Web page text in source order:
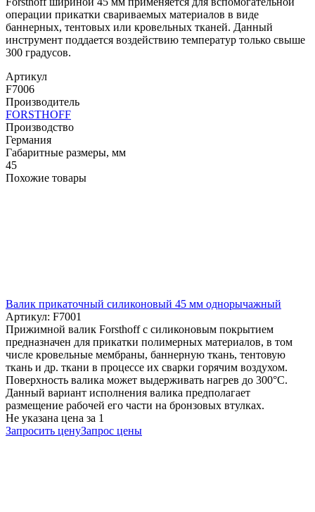
операции прикатки свариваемых материалов в виде
баннерных, тентовых или кровельных тканей. Данный
инструмент поддается воздействию температур только свыше
300 градусов.
Артикул
F7006
Производитель
FORSTHOFF
Производство
Германия
Габаритные размеры, мм
45
Похожие товары
Валик прикаточный силиконовый 45 мм однорычажный
Артикул: F7001
Прижимной валик Forsthoff с силиконовым покрытием
предназначен для прикатки полимерных материалов, в том
числе кровельные мембраны, баннерную ткань, тентовую
ткань и др. ткани в процессе их сварки горячим воздухом.
Поверхность валика может выдерживать нагрев до 300°C.
Данный вариант исполнения валика предполагает
размещение рабочей его части на бронзовых втулках.
Не указана цена за 1
Запросить ценуЗапрос цены